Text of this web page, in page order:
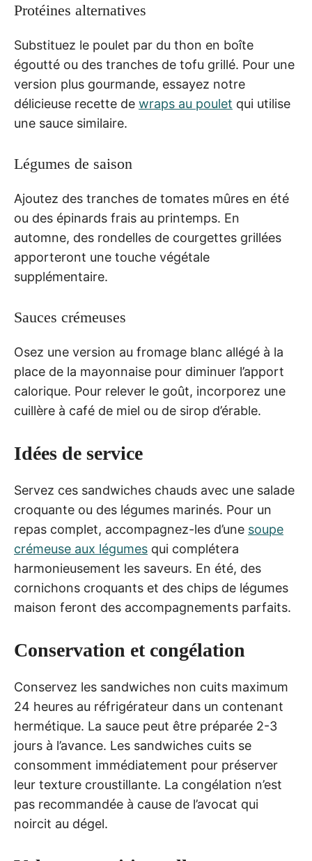
Protéines alternatives
Substituez le poulet par du thon en boîte
égoutté ou des tranches de tofu grillé. Pour une
version plus gourmande, essayez notre
délicieuse recette de wraps au poulet qui utilise
une sauce similaire.
Légumes de saison
Ajoutez des tranches de tomates mûres en été
ou des épinards frais au printemps. En
automne, des rondelles de courgettes grillées
apporteront une touche végétale
supplémentaire.
Sauces crémeuses
Osez une version au fromage blanc allégé à la
place de la mayonnaise pour diminuer l’apport
calorique. Pour relever le goût, incorporez une
cuillère à café de miel ou de sirop d’érable.
Idées de service
Servez ces sandwiches chauds avec une salade
croquante ou des légumes marinés. Pour un
repas complet, accompagnez-les d’une soupe
crémeuse aux légumes qui complétera
harmonieusement les saveurs. En été, des
cornichons croquants et des chips de légumes
maison feront des accompagnements parfaits.
Conservation et congélation
Conservez les sandwiches non cuits maximum
24 heures au réfrigérateur dans un contenant
hermétique. La sauce peut être préparée 2-3
jours à l’avance. Les sandwiches cuits se
consomment immédiatement pour préserver
leur texture croustillante. La congélation n’est
pas recommandée à cause de l’avocat qui
noircit au dégel.